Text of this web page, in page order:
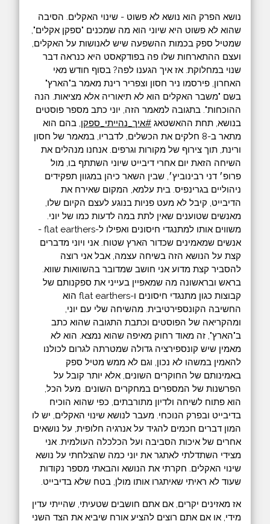
נושא הפרק הוא נושא לא פשוט - שינוי האקלים. הסיבה
שהוא לא פשוט היא שיוני הוא מה שמכנים "ספקן אקלים",
שמטיל ספק בכמות ההשפעה שיש לאנושות על האקלים,
ועצם ההתארחות שלו פה בפודקאסט היא כנראה דבר
שנוי במחלוקת. אז איך הגענו לפה? בסוף חודש מאי
האחרון, פירסמו ניר חסון וצפריר רינת מאמר ב"הארץ"
בשם "משבר האקלים הוא לא תיאוריה אלא מציאות. הנה
ההוכחות". בתגובה למאמר הזה, יוני כתב מספר פוסטים
בנושא, תחת ההאשטאג ‫ #‏איך_נהייתי_ספקן‬, בהם הוא
מתאר ב-8 חלקים את הכשלים, לדבריו, במאמר של חסון
ורינת, תוך צירוף של מקורות וגרפים. אנחנו מנהלים את
השיחה הזאת יום אחרי דיבייט שיוני השתתף בו, מול
פרופ׳ דני רבינוביץ׳, שבין השאר כיהן במגוון תפקידים
ניהוליים בגרינפיס. בית עלמא, המקום שאירח את
הדיבייט, קיבל לא מעט פניות בנוגע לעצם הקיום שלו,
מאנשים שטוענים שאין לתת במה לדעות כמו של יוני.
משווים אותו למתנגדי חיסונים ואפילו ל-flat earthers -
אנשים שמאמינים שכדור הארץ שטוח. אני ויוני מדברים
קצת על הנושא הזה בשיחה עצמה, אבל אני רוצה
להסביר קצת מדוע אני חושב שמדובר בהשוואות שווא.
בראש ובראשונה מה שמאפיין בעייני את ספקנותם של
קבוצות כגון מתנגדי חיסונים ו-flat earthers הוא
החשיבה הקונספירטיבית. מהשיחה שלי עם יוני,
ומהקריאה של הפוסטים וכתבת התגובה שהוא כתב
ב"הארץ", זה מאוד רחוק מאיפה שהוא נמצא. הוא לא
מאמין שיש קונספירציה גדולה שמטרתה לגרום לכולנו
להאמין במשהו לא נכון, וגם לא ממש מטיל ספק
באמינותם של החוקרים השונים, אלא יותר קובל על
הפרשנות של המספרים במחקרים השונים. מעל הכל,
הוא פתוח לשיחה ולדיון מתורבתים, כפי שהוא הוכיח
בדיבייט ובפרק הנוכחי. מעבר לנושא שינוי האקלים, יש לו
המון דברים חכמים להגיד על אנרגיה חלופית, על נושאים
אחרים של איכות הסביבה ועל הכלכלה העולמית. אני
מצידי השתדלתי לאתגר את יוני כמה שהצלחתי על נושא
שינוי האקלים. חקרתי את הנושא והבאתי מספר נקודות
שעוד לא ראיתי שאיתגרו אותו מולן, בטח שלא בדיבייט.
אז מאזינים יקרים, אם אתם חושבים שטעיתי, שהייתי עדין
מידי, או אם אתם רוצים להציע אורח שיביא את הצד השני